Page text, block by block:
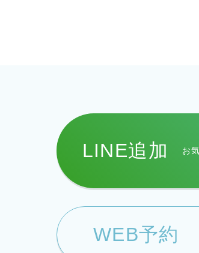
LINE追加 お
WEB予約